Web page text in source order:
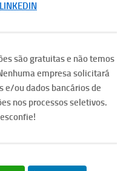
LINKEDIN
são gratuitas e não temos
empresa solicitará
e/ou dados bancários de
nos processos seletivos.